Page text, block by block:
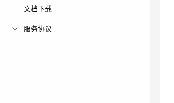
文档下载
服务协议